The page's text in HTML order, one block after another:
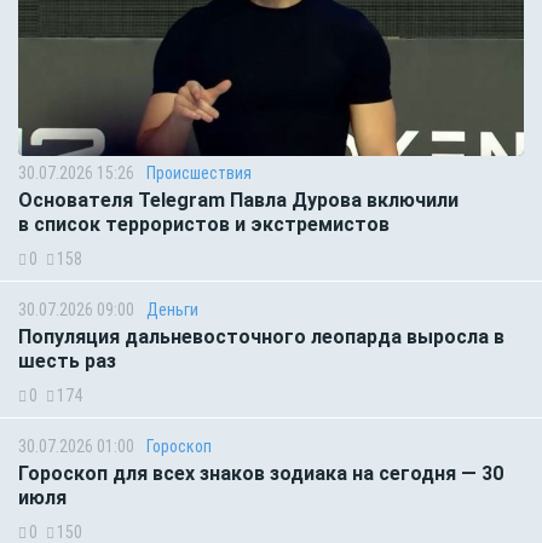
30.07.2026 15:26 Происшествия
Основателя Telegram Павла Дурова включили
в список террористов и экстремистов
0 158
30.07.2026 09:00 Деньги
Популяция дальневосточного леопарда выросла в
шесть раз
0 174
30.07.2026 01:00 Гороскоп
Гороскоп для всех знаков зодиака на сегодня — 30
июля
0 150